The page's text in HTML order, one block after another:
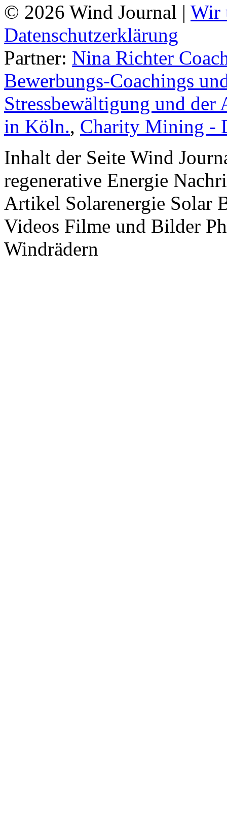
© 2026 Wind Journal | Wir
Datenschutzerklärung
Partner: Nina Richter
Bewerbungs-Coachings
Stressbewältigung und
in Köln., Charity Mining -
Inhalt der Seite Wind
regenerative Energie
Artikel Solarenergie Solar
Videos Filme und Bilder
Windrädern